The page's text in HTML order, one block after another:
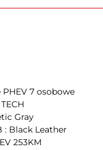
PHEV 7 osobowe
Gray
: Black Leather
253KM